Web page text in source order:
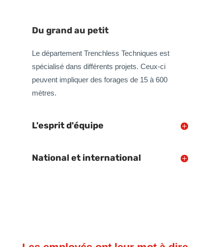
Du grand au petit
Le département Trenchless Techniques est
spécialisé dans différents projets. Ceux-ci
peuvent impliquer des forages de 15 à 600
mètres.
L'esprit d'équipe
National et international